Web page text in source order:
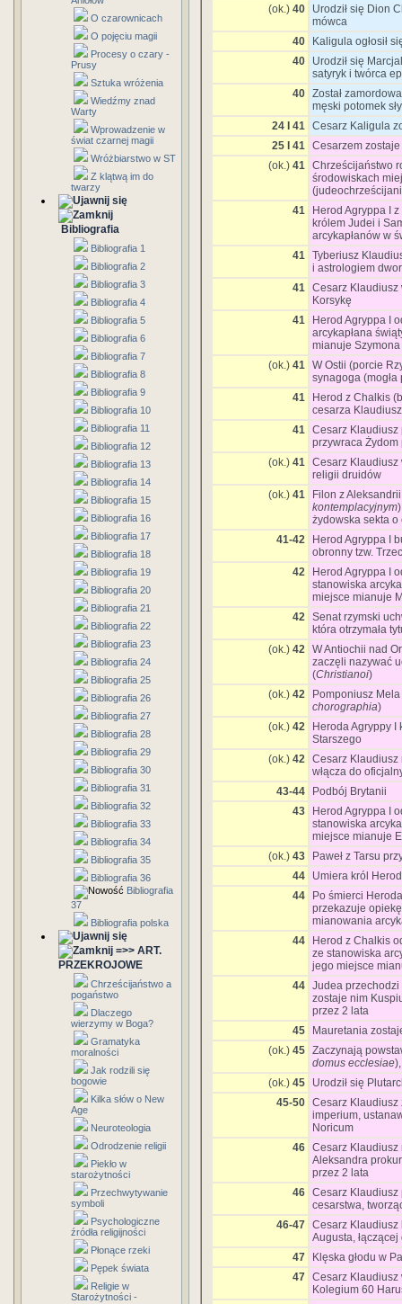
O czarownicach
O pojęciu magii
Procesy o czary -
Prusy
Sztuka wróżenia
Wiedźmy znad
Warty
Wprowadzenie w
świat czarnej magii
Wróżbiarstwo w ST
Z klątwą im do
twarzy
Bibliografia
Bibliografia 1
Bibliografia 2
Bibliografia 3
Bibliografia 4
Bibliografia 5
Bibliografia 6
Bibliografia 7
Bibliografia 8
Bibliografia 9
Bibliografia 10
Bibliografia 11
Bibliografia 12
Bibliografia 13
Bibliografia 14
Bibliografia 15
Bibliografia 16
Bibliografia 17
Bibliografia 18
Bibliografia 19
Bibliografia 20
Bibliografia 21
Bibliografia 22
Bibliografia 23
Bibliografia 24
Bibliografia 25
Bibliografia 26
Bibliografia 27
Bibliografia 28
Bibliografia 29
Bibliografia 30
Bibliografia 31
Bibliografia 32
Bibliografia 33
Bibliografia 34
Bibliografia 35
Bibliografia 36
Bibliografia
37
Bibliografia polska
=>> ART.
PRZEKROJOWE
Chrześcijaństwo a
pogaństwo
Dlaczego
wierzymy w Boga?
Gramatyka
moralności
Jak rodzili się
bogowie
Kilka słów o New
Age
Neuroteologia
Odrodzenie religii
Piekło w
starożytności
Przechwytywanie
symboli
Psychologiczne
źródła religijności
Płonące rzeki
Pępek świata
Religie w
Starożytności -
(ok.) 40
Urodził się Dion
mówca
40
Kaligula ogłosił
40
Urodził się
satyryk i twórca
40 Został
męski potomek
24 I 41 Cesarz Kaligula
25 I 41 Cesarzem
(ok.) 41 Chrześcijaństwo
środowiskach
41
Herod Agryppa I
królem Judei i
arcykapłanów w
41 Tyberiusz
i astrologiem
41 Cesarz Klaudiusz
Korsykę
41
Herod Agryppa I
arcykapłana
mianuje
(ok.) 41 W Ostii (porcie
synagoga
41
Herod z Chalkis
cesarza
41 Cesarz
przywraca
(ok.) 41 Cesarz Klaudiusz
religii druidów
(ok.) 41
Filon z
kontemplacyjnym
żydowska sekta o
41-42
Herod Agryppa I
obronny tzw.
42
Herod Agryppa I
stanowiska
miejsce mianuje
42 Senat rzymski
która otrzymała
(ok.) 42 W Antiochii nad
zaczęli nazywać
(Christianoi)
(ok.) 42
Pomponiusz
chorographia)
(ok.) 42
Heroda Agryppy I
Starszego
(ok.) 42 Cesarz Klaudiusz
włącza do
43-44
Podbój Brytanii
43
Herod Agryppa I
stanowiska
miejsce mianuje
(ok.) 43
Paweł z Tarsu
44
Umiera król
44
Po śmierci
przekazuje
mianowania
44
Herod z Chalkis
ze stanowiska
jego miejsce
44 Judea przechodzi
zostaje nim
przez 2 lata
45
Mauretania
(ok.) 45 Zaczynają
domus ecclesiae
(ok.) 45
Urodził się
45-50 Cesarz
imperium,
Noricum
46 Cesarz Klaudiusz
Aleksandra
przez 2 lata
46 Cesarz Klaudiusz
cesarstwa,
46-47 Cesarz
Augusta,
47
Klęska głodu w
47 Cesarz Klaudiusz
Kolegium 60